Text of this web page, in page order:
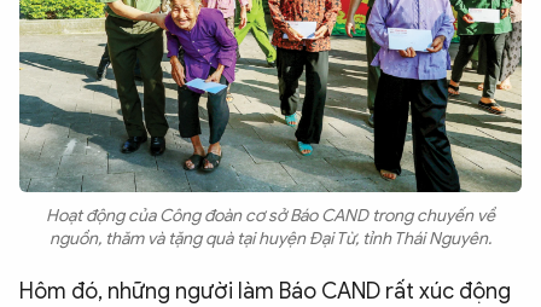
Hoạt động của Công đoàn cơ sở Báo CAND trong chuyến về
nguồn, thăm và tặng quà tại huyện Đại Từ, tỉnh Thái Nguyên.
Hôm đó, những người làm Báo CAND rất xúc động